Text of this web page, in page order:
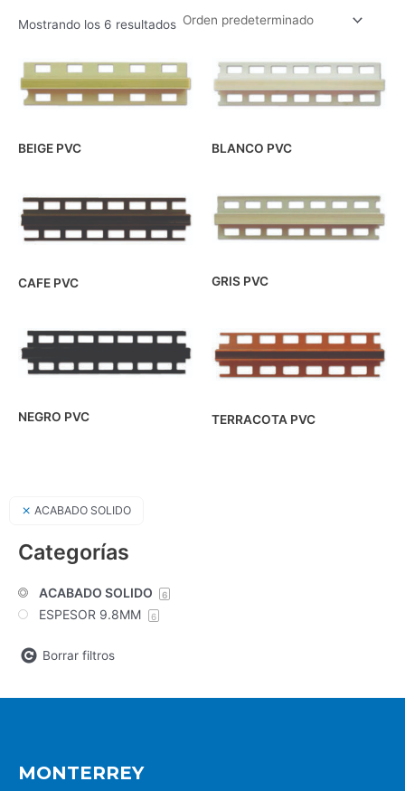
ACABADO SOLIDO
Categorías
ACABADO SOLIDO 6
ESPESOR 9.8MM 6
Borrar filtros
Mostrando los 6 resultados
BEIGE PVC BLANCO PVC
CAFE PVC GRIS PVC
NEGRO PVC TERRACOTA PVC
MONTERREY